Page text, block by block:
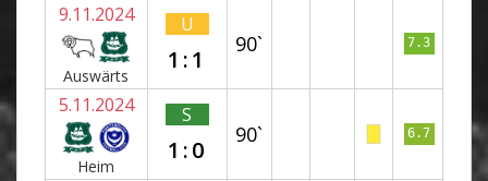
9.11.2024
Auswärts
U
1:1
90` 7.3
5.11.2024
Heim
S
1:0
90` 6.7